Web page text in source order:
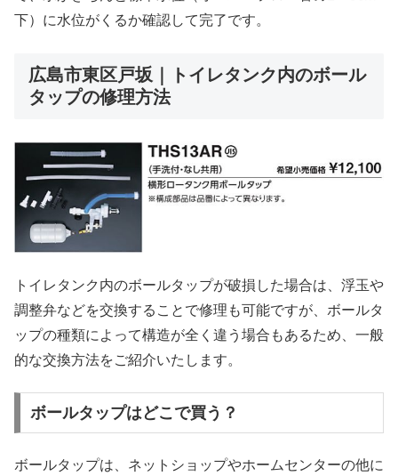
下）に水位がくるか確認して完了です。
広島市東区戸坂｜トイレタンク内のボール
タップの修理方法
トイレタンク内のボールタップが破損した場合は、浮玉や
調整弁などを交換することで修理も可能ですが、ボールタ
ップの種類によって構造が全く違う場合もあるため、一般
的な交換方法をご紹介いたします。
ボールタップはどこで買う？
ボールタップは、ネットショップやホームセンターの他に